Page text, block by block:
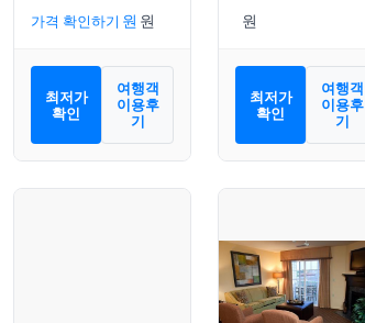
가격 확인하기
최저가
확인
여행객
이용후
기
최저가
확인
여행객
이용후
기